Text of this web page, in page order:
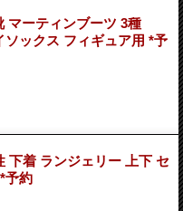
マーティンブーツ 3種
ソックス フィギュア用 *予
下着 ランジェリー 上下 セ
予約